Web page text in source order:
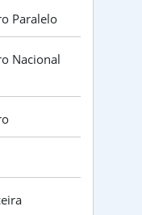
Paralelo
Nacional